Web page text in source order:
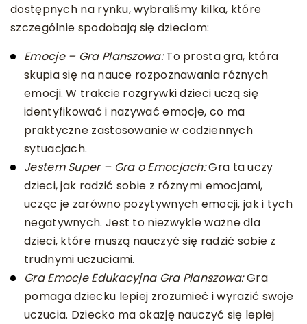
dostępnych na rynku, wybraliśmy kilka, które
szczególnie spodobają się dzieciom:
Emocje – Gra Planszowa:To prosta gra, która
skupia się na nauce rozpoznawania różnych
emocji. W trakcie rozgrywki dzieci uczą się
identyfikować i nazywać emocje, co ma
praktyczne zastosowanie w codziennych
sytuacjach.
Jestem Super – Gra o Emocjach:Gra ta uczy
dzieci, jak radzić sobie z różnymi emocjami,
ucząc je zarówno pozytywnych emocji, jak i tych
negatywnych. Jest to niezwykle ważne dla
dzieci, które muszą nauczyć się radzić sobie z
trudnymi uczuciami.
Gra Emocje Edukacyjna Gra Planszowa:Gra
pomaga dziecku lepiej zrozumieć i wyrazić swoje
uczucia. Dziecko ma okazję nauczyć się lepiej